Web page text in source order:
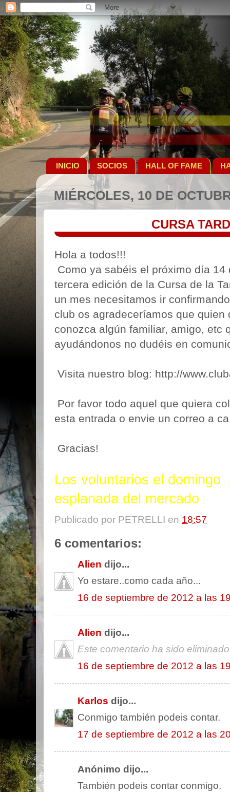
INICIO SOCIOS HALL OF FAME
MIÉRCOLES, 10 DE
CURSA
Hola a todos!!!
Como ya sabéis el próximo día
tercera edición de la Cursa de la
un mes necesitamos ir
club os agradeceríamos que quien
conozca algún familiar, amigo, etc
ayudándonos no dudéis en
Visita nuestro blog: http://
Por favor todo aquel que quiera
esta entrada o envie un correo a
Gracias!
Los voluntarios el domingo
esplanada del mercado .
Publicado por PETRELLI en 18:57
6 comentarios:
Alien dijo...
Yo estare..como cada año...
16 de septiembre de 2012 a las
Alien dijo...
Este comentario ha sido
16 de septiembre de 2012 a las
Karlos dijo...
Conmigo también podeis contar.
17 de septiembre de 2012 a las
Anónimo dijo...
También podeis contar conmigo.